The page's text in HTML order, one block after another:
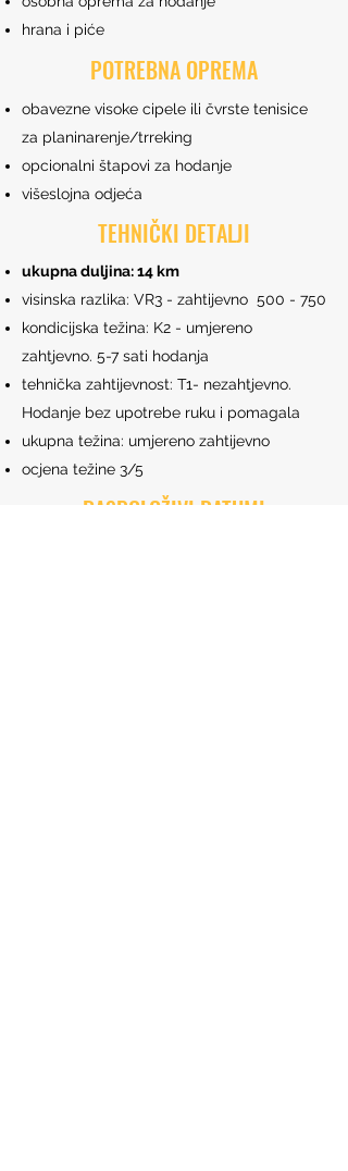
hrana i piće
POTREBNA OPREMA
obavezne visoke cipele ili čvrste tenisice
za planinarenje/trreking
opcionalni štapovi za hodanje
višeslojna odjeća
TEHNIČKI DETALJI
ukupna duljina: 14 km
visinska razlika: VR3 - zahtijevno 500 - 750
kondicijska težina: K2 - umjereno
zahtjevno. 5-7 sati hodanja
tehnička zahtijevnost: T1- nezahtjevno.
Hodanje bez upotrebe ruku i pomagala
ukupna težina: umjereno zahtijevno
ocjena težine 3/5
RASPOLOŽIVI DATUMI